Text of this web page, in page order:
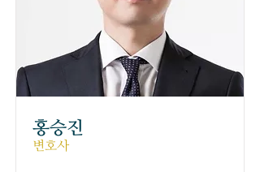
홍승진
변호사